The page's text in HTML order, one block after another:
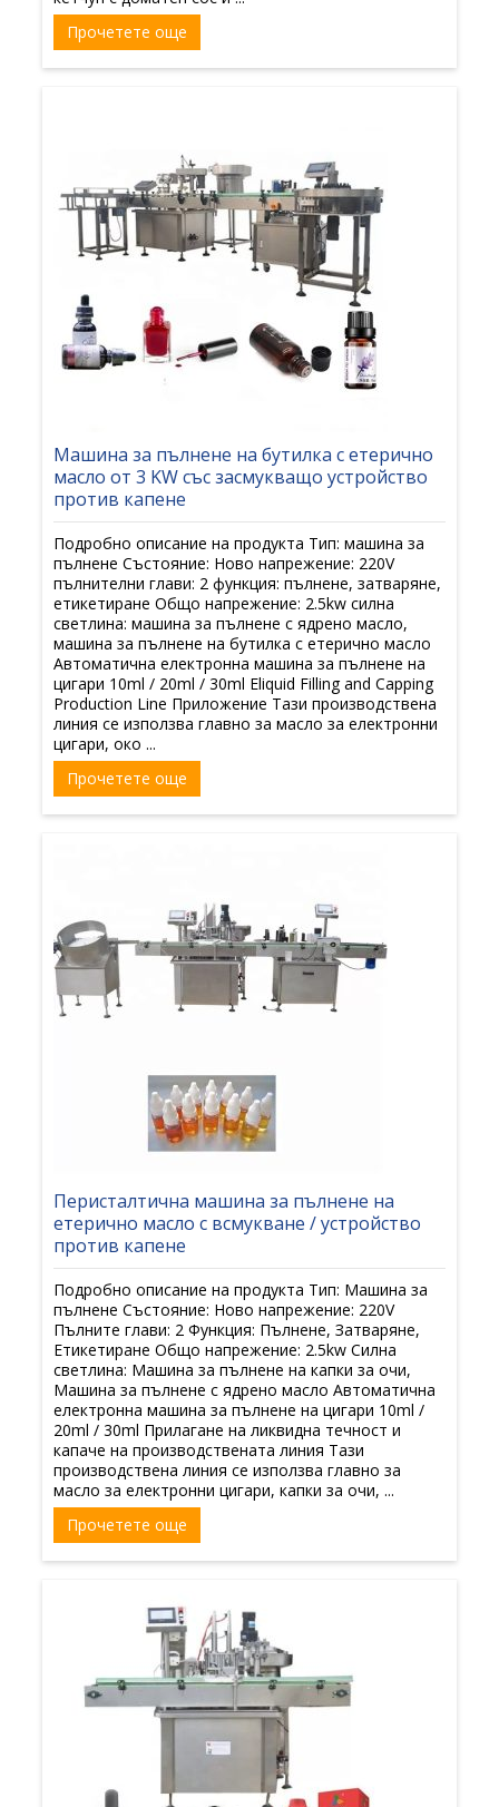
Прочетете още
Машина за пълнене на бутилка с етерично
масло от 3 KW със засмукващо устройство
против капене
Подробно описание на продукта Тип: машина за
пълнене Състояние: Ново напрежение: 220V
пълнителни глави: 2 функция: пълнене, затваряне,
етикетиране Общо напрежение: 2.5kw силна
светлина: машина за пълнене с ядрено масло,
машина за пълнене на бутилка с етерично масло
Автоматична електронна машина за пълнене на
цигари 10ml / 20ml / 30ml Eliquid Filling and Capping
Production Line Приложение Тази производствена
линия се използва главно за масло за електронни
цигари, око ...
Прочетете още
Перисталтична машина за пълнене на
етерично масло с всмукване / устройство
против капене
Подробно описание на продукта Тип: Машина за
пълнене Състояние: Ново напрежение: 220V
Пълните глави: 2 Функция: Пълнене, Затваряне,
Етикетиране Общо напрежение: 2.5kw Силна
светлина: Машина за пълнене на капки за очи,
Машина за пълнене с ядрено масло Автоматична
електронна машина за пълнене на цигари 10ml /
20ml / 30ml Прилагане на ликвидна течност и
капаче на производствената линия Тази
производствена линия се използва главно за
масло за електронни цигари, капки за очи, ...
Прочетете още